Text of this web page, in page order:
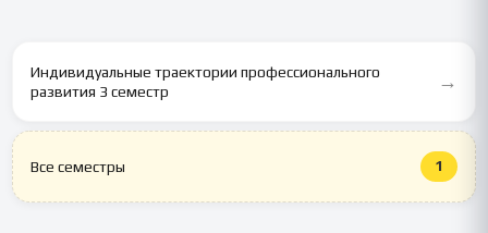
Индивидуальные траектории профессионального
развития 3 семестр
→
Все семестры 1